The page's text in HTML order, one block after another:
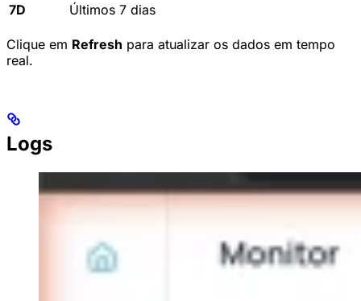
7D
Últimos 7 dias
Clique em Refresh para atualizar os dados em tempo
real.
Logs